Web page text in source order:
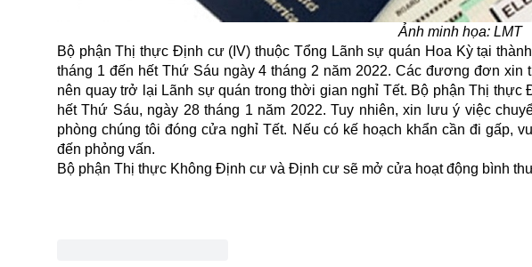
Ảnh minh họa: LMT
Bộ phận Thị thực Định cư (IV) thuộc Tổng Lãnh sự quán Hoa Kỳ tại
tháng 1 đến hết Thứ Sáu ngày 4 tháng 2 năm 2022. Các đương đơn xin
nên quay trở lại Lãnh sự quán trong thời gian nghỉ Tết. Bộ phận Thị
hết Thứ Sáu, ngày 28 tháng 1 năm 2022. Tuy nhiên, xin lưu ý việc
phòng chúng tôi đóng cửa nghỉ Tết. Nếu có kế hoạch khẩn cần đi gấp,
đến phỏng vấn.
Bộ phận Thị thực Không Định cư và Định cư sẽ mở cửa hoạt động bình